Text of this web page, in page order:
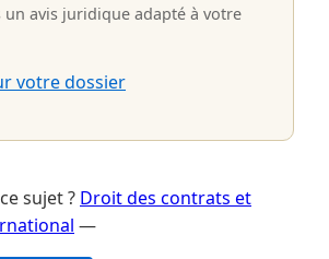
un avis juridique adapté à votre
votre dossier
sujet ? Droit des contrats et
—